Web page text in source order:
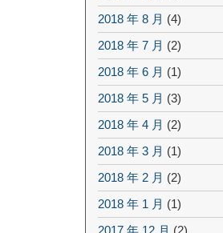
2018 年 8 月 (4)
2018 年 7 月 (2)
2018 年 6 月 (1)
2018 年 5 月 (3)
2018 年 4 月 (2)
2018 年 3 月 (1)
2018 年 2 月 (2)
2018 年 1 月 (1)
2017 年 12 月 (2)